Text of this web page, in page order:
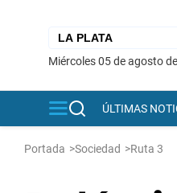
miércoles 05 de agosto
ÚLTIMAS
Portada >Sociedad >Ruta 3